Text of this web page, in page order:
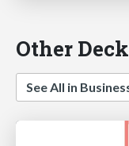
Other
See All in